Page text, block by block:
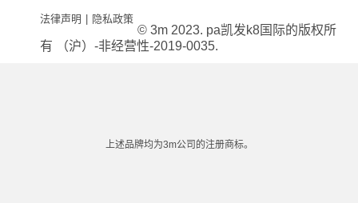
法律声明 | 隐私政策
© 3m 2023. pa凯发k8国际的版权所
有 （沪）-非经营性-2019-0035.
上述品牌均为3m公司的注册商标。